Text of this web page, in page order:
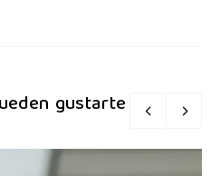
gustarte